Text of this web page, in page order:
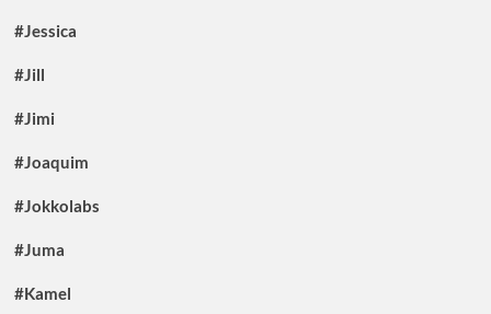
#Jessica
#Jill
#Jimi
#Joaquim
#Jokkolabs
#Juma
#Kamel